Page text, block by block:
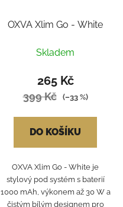
OXVA Xlim Go - White
Skladem
265 Kč
399 Kč (–33 %)
DO KOŠÍKU
OXVA Xlim Go - White je
stylový pod systém s baterií
1000 mAh, výkonem až 30 W a
čistým bílým designem pro